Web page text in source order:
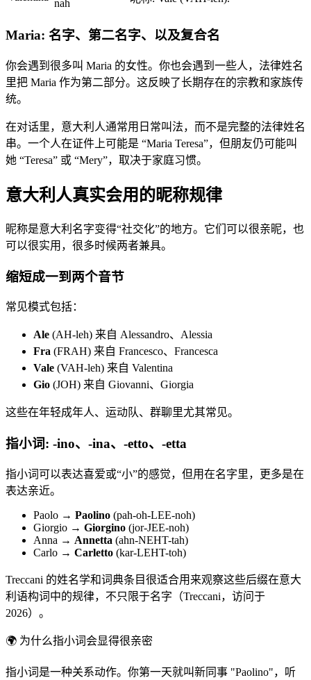
nah
Maria: 名字、第二名字、以及复合名
你会遇到很多叫 Maria 的女性。你也会遇到一些人，法律姓名
里把 Maria 作为第二部分。这反映了长期存在的宗教和家族传
统。
在对话里，意大利人通常用日常叫法，而不是完整的法律姓名
串。一个人在证件上可能是 “Maria Teresa”，但朋友仍可能叫
她 “Teresa” 或 “Mery”，取决于家庭习惯。
意大利人真实会用的昵称规律
昵称是意大利名字变得“社交化”的地方。它们可以很亲昵，也
可以很实用，很多时候两者兼具。
缩短成一到两个音节
常见模式包括：
Ale (AH-leh) 来自 Alessandro、Alessia
Fra (FRAH) 来自 Francesco、Francesca
Vale (VAH-leh) 来自 Valentina
Gio (JOH) 来自 Giovanni、Giorgia
这些在年轻成年人、运动队、群聊里尤其常见。
指小词: -ino、-ina、-etto、-etta
指小词可以表达喜爱或“小”的感觉，但用在名字里，更多是在
表达亲近。
Paolo → Paolino (pah-oh-LEE-noh)
Giorgio → Giorgino (jor-JEE-noh)
Anna → Annetta (ahn-NEHT-tah)
Carlo → Carletto (kar-LEHT-toh)
Treccani 的姓名学和词典条目很适合用来观察这些后缀在意大
利语构词中的规律，不只限于名字（Treccani，访问于
2026）。
🌍 为什么指小词会显得很亲密
指小词是一种关系动作。你第一天就叫新同事 "Paolino"，听